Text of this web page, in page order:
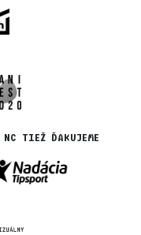
NC TIEŽ ĎAKUJEME